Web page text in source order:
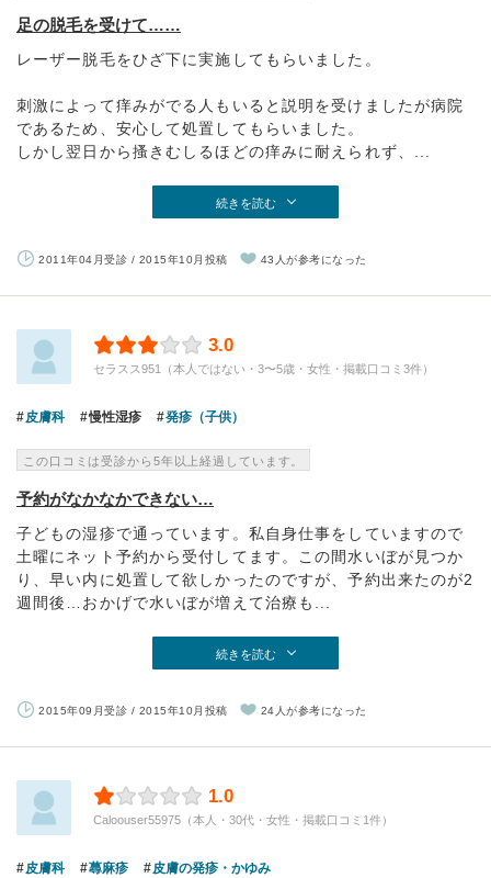
足の脱毛を受けて……
レーザー脱毛をひざ下に実施してもらいました。
刺激によって痒みがでる人もいると説明を受けましたが病院
であるため、安心して処置してもらいました。
しかし翌日から搔きむしるほどの痒みに耐えられず、...
続きを読む
2011年04月受診 / 2015年10月投稿 43人が参考になった
3.0
セラスス951（本人ではない・3〜5歳・女性・掲載口コミ3件）
皮膚科 慢性湿疹 発疹（子供）
この口コミは受診から5年以上経過しています。
予約がなかなかできない…
子どもの湿疹で通っています。私自身仕事をしていますので
土曜にネット予約から受付してます。この間水いぼが見つか
り、早い内に処置して欲しかったのですが、予約出来たのが2
週間後…おかげで水いぼが増えて治療も...
続きを読む
2015年09月受診 / 2015年10月投稿 24人が参考になった
1.0
Caloouser55975（本人・30代・女性・掲載口コミ1件）
皮膚科 蕁麻疹 皮膚の発疹・かゆみ